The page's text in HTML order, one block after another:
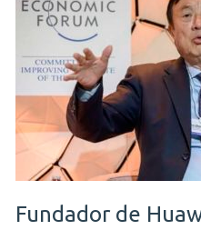
Fundador de